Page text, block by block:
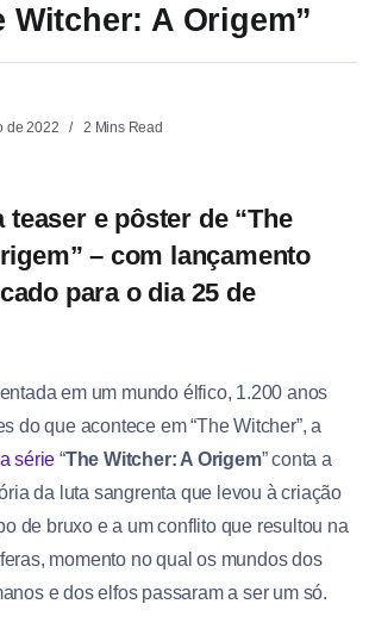
Witcher: A Origem”
de 2022 2 Mins Read
teaser e pôster de “The
– com lançamento
para o dia 25 de
em um mundo élfico, 1.200 anos
do que acontece em “The Witcher”, a
série “The Witcher: A Origem” conta a
da luta sangrenta que levou à criação
de bruxo e a um conflito que resultou na
momento no qual os mundos dos
e dos elfos passaram a ser um só.